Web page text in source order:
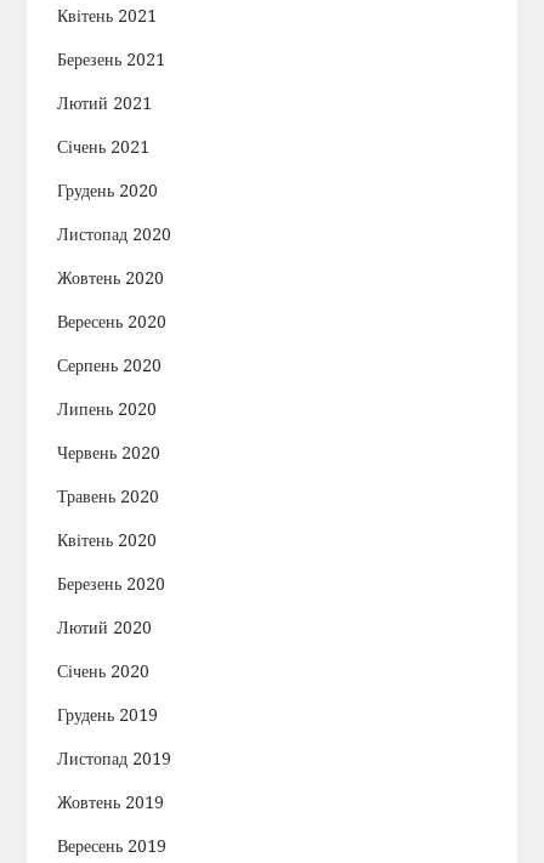
Квітень 2021
Березень 2021
Лютий 2021
Січень 2021
Грудень 2020
Листопад 2020
Жовтень 2020
Вересень 2020
Серпень 2020
Липень 2020
Червень 2020
Травень 2020
Квітень 2020
Березень 2020
Лютий 2020
Січень 2020
Грудень 2019
Листопад 2019
Жовтень 2019
Вересень 2019